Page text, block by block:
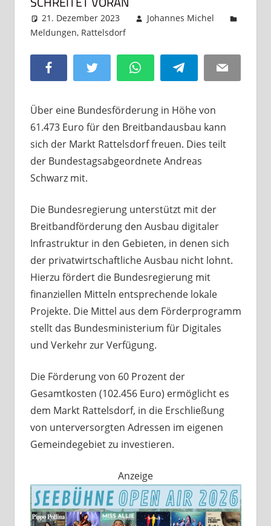
21. Dezember 2023
Johannes Michel
Meldungen, Rattelsdorf
Facebook Twitter WhatsAppTelegram Email
Über eine Bundesförderung in Höhe von
61.473 Euro für den Breitbandausbau kann
sich der Markt Rattelsdorf freuen. Dies teilt
der Bundestagsabgeordnete Andreas
Schwarz mit.
Die Bundesregierung unterstützt mit der
Breitbandförderung den Ausbau digitaler
Infrastruktur in den Gebieten, in denen sich
der privatwirtschaftliche Ausbau nicht lohnt.
Hierzu fördert die Bundesregierung mit
finanziellen Mitteln entsprechende lokale
Projekte. Die Mittel aus dem Förderprogramm
stellt das Bundesministerium für Digitales
und Verkehr zur Verfügung.
Die Förderung von 60 Prozent der
Gesamtkosten (102.456 Euro) ermöglicht es
dem Markt Rattelsdorf, in die Erschließung
von unterversorgten Adressen im eigenen
Gemeindegebiet zu investieren.
Anzeige